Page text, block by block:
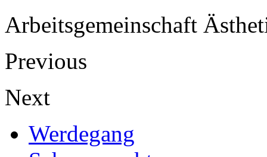
Arbeitsgemeinschaft
Previous
Next
Werdegang